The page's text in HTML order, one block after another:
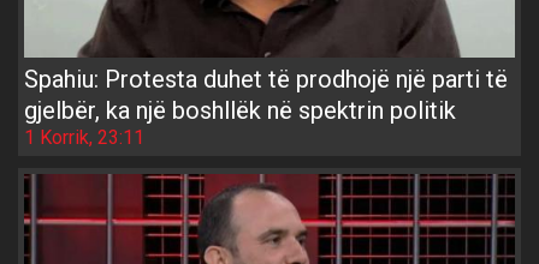
Spahiu: Protesta duhet të prodhojë një parti të
gjelbër, ka një boshllëk në spektrin politik
1 Korrik, 23:11